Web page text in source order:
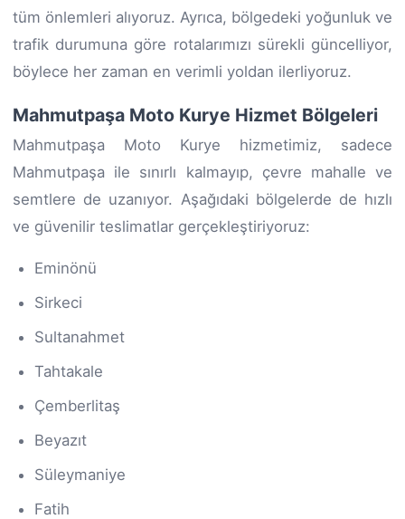
tüm önlemleri alıyoruz. Ayrıca, bölgedeki yoğunluk ve
trafik durumuna göre rotalarımızı sürekli güncelliyor,
böylece her zaman en verimli yoldan ilerliyoruz.
Mahmutpaşa Moto Kurye Hizmet Bölgeleri
Mahmutpaşa Moto Kurye hizmetimiz, sadece
Mahmutpaşa ile sınırlı kalmayıp, çevre mahalle ve
semtlere de uzanıyor. Aşağıdaki bölgelerde de hızlı
ve güvenilir teslimatlar gerçekleştiriyoruz:
Eminönü
Sirkeci
Sultanahmet
Tahtakale
Çemberlitaş
Beyazıt
Süleymaniye
Fatih